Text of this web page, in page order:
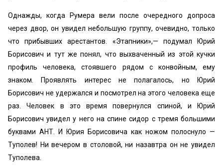
Однажды, когда Румера вели после очередного допроса
через двор, он увидел небольшую группу, очевидно, только
что прибывших арестантов. «Этапники»,— подумал Юрий
Борисович и тут же понял, что выхваченный из этой кучки
профиль человека, стоявшего рядом с конвойным, ему
знаком. Проявлять интерес не полагалось, но Юрий
Борисович не удержался и посмотрел на этого человека еще
раз. Человек в это время повернулся спиной, и Юрий
Борисович увидел у него на спине сидор с тремя большими
буквами АНТ. И Юрия Борисовича как ножом полоснуло —
Туполев! Ни вечером в столовой, ни назавтра он не увидел
Туполева.